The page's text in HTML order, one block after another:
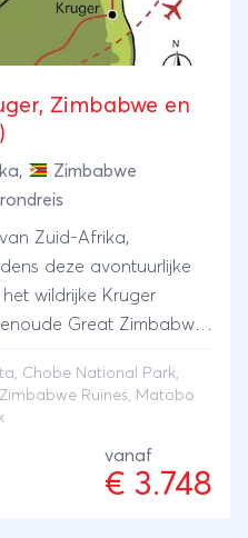
Zimbabwe en
,
Zimbabwe
Zuid-Afrika,
deze avontuurlijke
wildrijke Kruger
Great Zimbabwe
Park en de
Vervolgens
en een meerdaags
Delta op u
, Chobe National Park,
Ruïnes, Matobo
vanaf
€ 3.748